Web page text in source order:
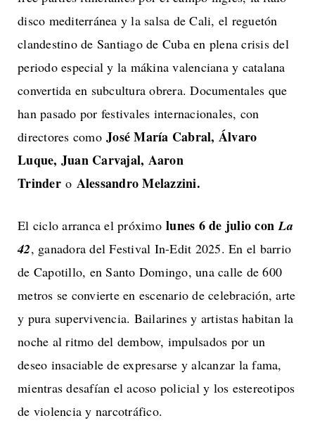
disco mediterránea y la salsa de Cali, el reguetón
clandestino de Santiago de Cuba en plena crisis del
periodo especial y la mákina valenciana y catalana
convertida en subcultura obrera. Documentales que
han pasado por festivales internacionales, con
directores comoJosé María Cabral, Álvaro
Luque, Juan Carvajal, Aaron
Trinder o Alessandro Melazzini.
El ciclo arranca el próximo lunes 6 de julio conLa
42, ganadora del Festival In-Edit 2025. En el barrio
de Capotillo, en Santo Domingo, una calle de 600
metros se convierte en escenario de celebración, arte
y pura supervivencia. Bailarines y artistas habitan la
noche al ritmo del dembow, impulsados por un
deseo insaciable de expresarse y alcanzar la fama,
mientras desafían el acoso policial y los estereotipos
de violencia y narcotráfico.